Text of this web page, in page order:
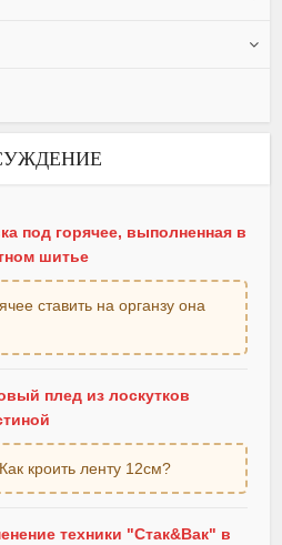
под горячее, выполненная в
шитье
ставить на органзу она
плед из лоскутков
кроить ленту 12см?
техники "Стак&Вак" в